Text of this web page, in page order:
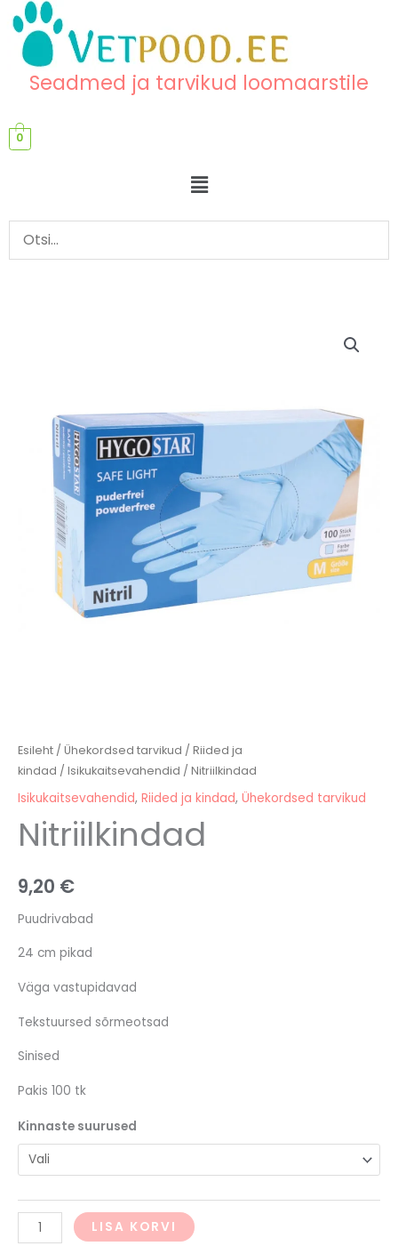
content
content
Seadmed ja tarvikud loomaarstile
0
Menu
Esileht / Ühekordsed tarvikud / Riided ja
kindad / Isikukaitsevahendid / Nitriilkindad
Isikukaitsevahendid, Riided ja kindad, Ühekordsed tarvikud
Nitriilkindad
9,20 €
Puudrivabad
24 cm pikad
Väga vastupidavad
Tekstuursed sõrmeotsad
Sinised
Pakis 100 tk
Kinnaste suurused
LISA KORVI